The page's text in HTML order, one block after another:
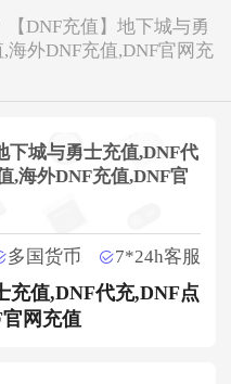
【DNF充值】地下城与勇
海外DNF充值,DNF官网充
下城与勇士充值,DNF代
,海外DNF充值,DNF官
多国货币 7*24h客服
充值,DNF代充,DNF点
网充值